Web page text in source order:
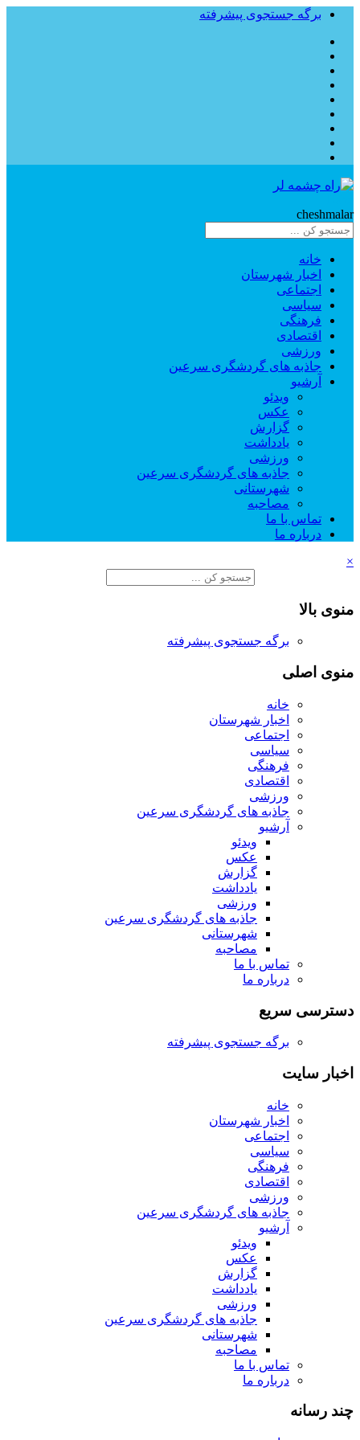
برگه جستجوی پیشرفته
cheshmalar
خانه
اخبار شهرستان
اجتماعی
سیاسی
فرهنگی
اقتصادی
ورزشی
جاذبه های گردشگری سرعین
آرشیو
ویدئو
عکس
گزارش
یادداشت
ورزشی
جاذبه های گردشگری سرعین
شهرستانی
مصاحبه
تماس با ما
درباره ما
×
منوی بالا
برگه جستجوی پیشرفته
منوی اصلی
خانه
اخبار شهرستان
اجتماعی
سیاسی
فرهنگی
اقتصادی
ورزشی
جاذبه های گردشگری سرعین
آرشیو
ویدئو
عکس
گزارش
یادداشت
ورزشی
جاذبه های گردشگری سرعین
شهرستانی
مصاحبه
تماس با ما
درباره ما
دسترسی سریع
برگه جستجوی پیشرفته
اخبار سایت
خانه
اخبار شهرستان
اجتماعی
سیاسی
فرهنگی
اقتصادی
ورزشی
جاذبه های گردشگری سرعین
آرشیو
ویدئو
عکس
گزارش
یادداشت
ورزشی
جاذبه های گردشگری سرعین
شهرستانی
مصاحبه
تماس با ما
درباره ما
چند رسانه